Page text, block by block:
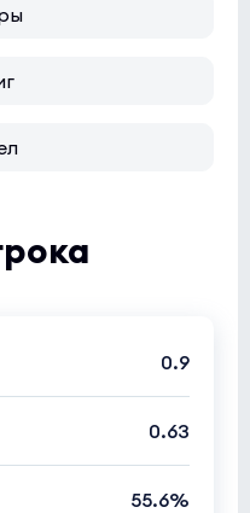
0.9
0.63
55.6%